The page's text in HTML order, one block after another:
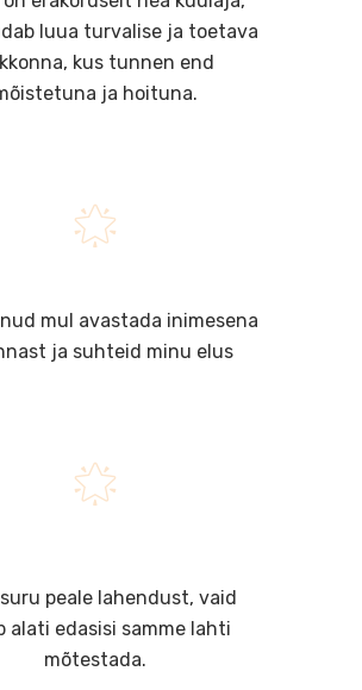
luua turvalise ja toetava
kus tunnen end
ja hoituna.
🌟
mul avastada inimesena
ja suhteid minu elus
🌟
peale lahendust, vaid
alati edasisi samme lahti
mõtestada.